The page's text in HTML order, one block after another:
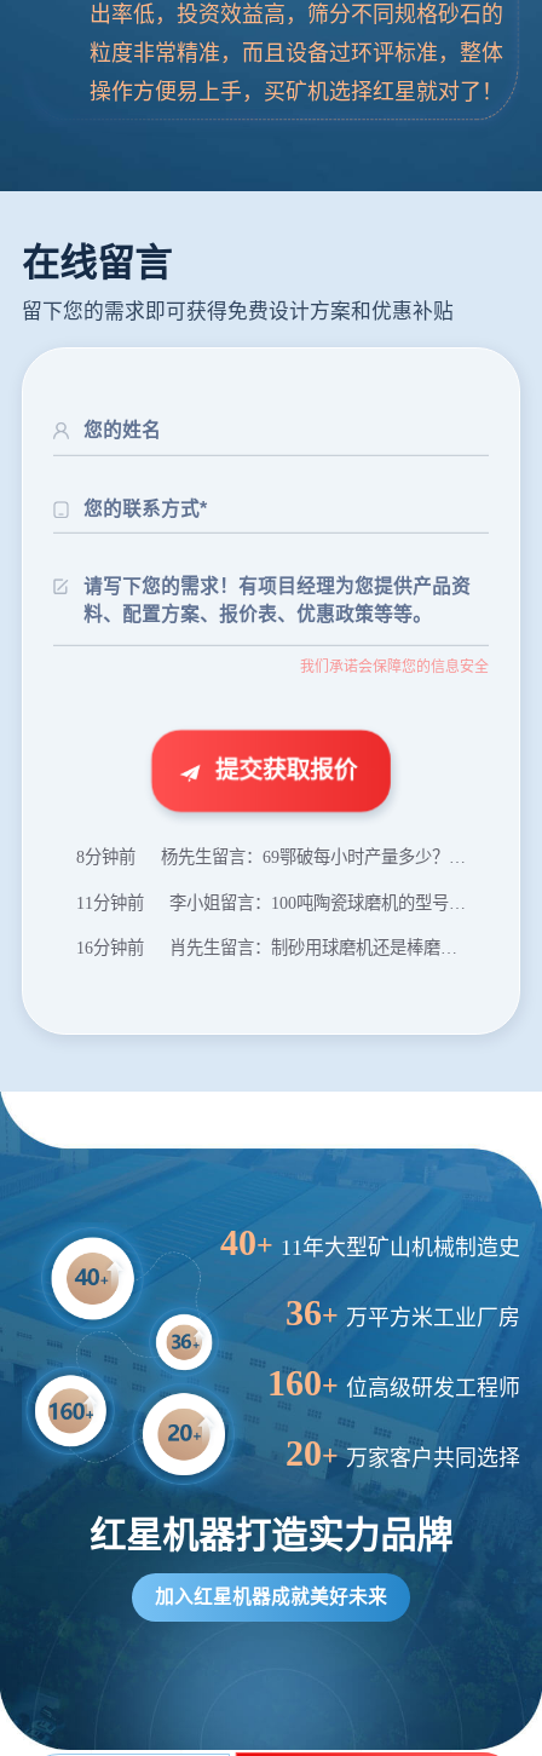
出率低，投资效益高，筛分不同规格砂石的
粒度非常精准，而且设备过环评标准，整体
操作方便易上手，买矿机选择红星就对了！
在线留言
留下您的需求即可获得免费设计方案和优惠补贴
我们承诺会保障您的信息安全
提交获取报价
24分钟前 朱先生留言：制砂机3000吨一套多少钱？
35分钟前 张先生留言：碎石机有几种型号？碎石机械设备一套价格？
46分钟前 武先生留言：年产100万吨机制砂，用什么设备？
谢先生留言：球磨机多少钱一台？提供型号和参数。
陈先生留言：每小时100吨建筑垃圾粉碎机？推荐用什么型号？
杨先生留言：69鄂破每小时产量多少？参数和工作视频。
11分钟前 李小姐留言：100吨陶瓷球磨机的型号和参数？
16分钟前 肖先生留言：制砂用球磨机还是棒磨机？每小时100吨价格。
20分钟前 马先生留言：提供移动破碎机图片价格表。
35分钟前 张先生留言：碎石机有几种型号？碎石机械设备一套价格？
王先生留言：建一条石料破碎生产线，规模300吨/小时，提供设备选型和报价。
陈先生留言：每小时100吨建筑垃圾粉碎机？推荐用什么型号？
40+ 11年大型矿山机械制造史
36+ 万平方米工业厂房
160+ 位高级研发工程师
20+ 万家客户共同选择
红星机器打造实力品牌
加入红星机器成就美好未来